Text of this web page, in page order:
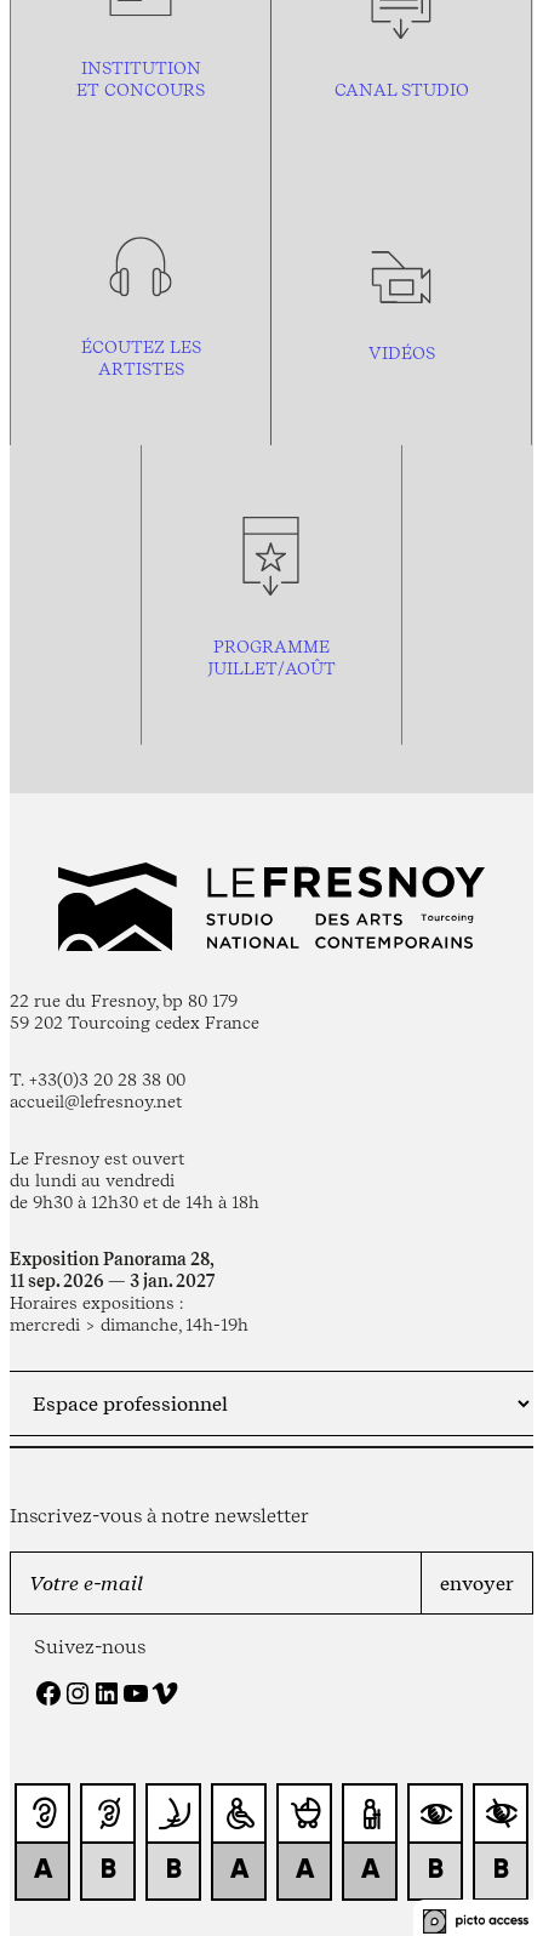
INSTITUTION
ET CONCOURS
CANAL STUDIO
ÉCOUTEZ LES
ARTISTES
VIDÉOS
PROGRAMME
JUILLET/AOÛT
22 rue du Fresnoy, bp 80 179
59 202 Tourcoing cedex France
T. +33(0)3 20 28 38 00
accueil@lefresnoy.net
Le Fresnoy est ouvert
du lundi au vendredi
de 9h30 à 12h30 et de 14h à 18h
Exposition Panorama 28,
11 sep. 2026 — 3 jan. 2027
Horaires expositions :
mercredi > dimanche, 14h-19h
Inscrivez-vous à notre newsletter
Suivez-nous
Facebook Instagram LinkedIn YouTube Vimeo